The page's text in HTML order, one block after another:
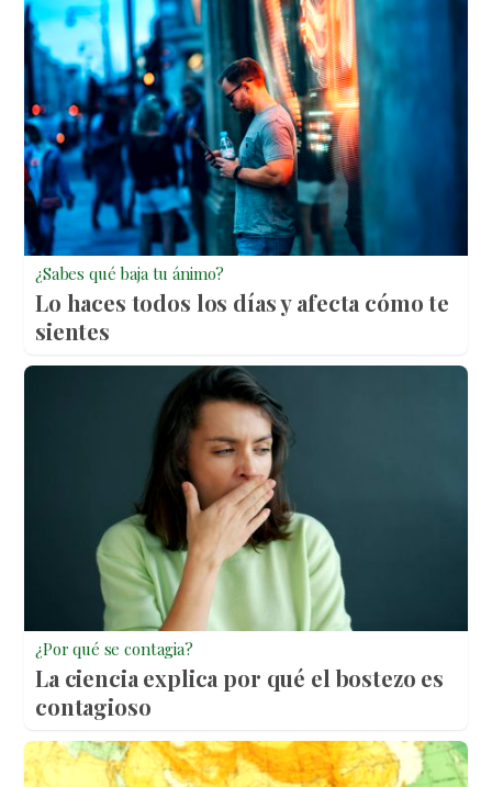
¿Sabes qué baja tu ánimo?
Lo haces todos los días y afecta cómo te
sientes
¿Por qué se contagia?
La ciencia explica por qué el bostezo es
contagioso